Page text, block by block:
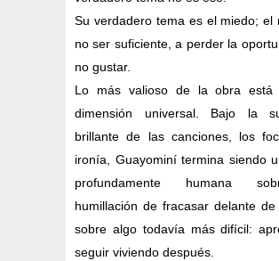
Su verdadero tema es el miedo; el
no ser suficiente, a perder la
no gustar.
Lo más valioso de la obra está
dimensión universal. Bajo la
brillante de las canciones, los
ironía, Guayominí termina siendo
profundamente humana
humillación de fracasar delante
sobre algo todavía más difícil:
seguir viviendo después.